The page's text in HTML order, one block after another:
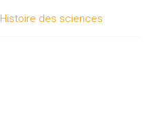
Histoire des sciences